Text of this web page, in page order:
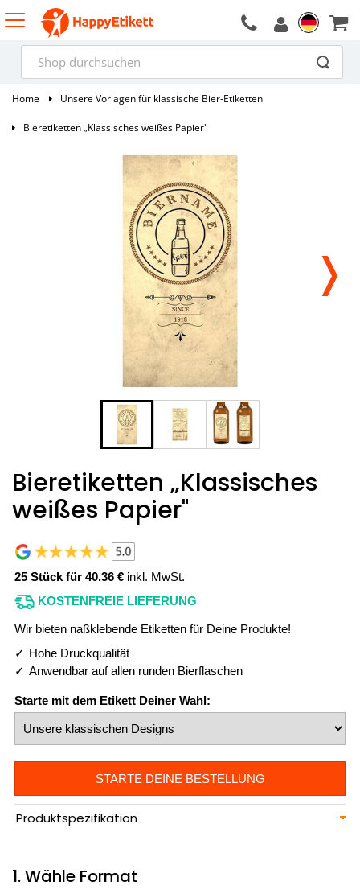
Home Unsere Vorlagen für klassische Bier-Etiketten
Bieretiketten „Klassisches weißes Papier"
Bieretiketten „Klassisches
weißes Papier"
25 Stück für 40.36 € inkl. MwSt.
KOSTENFREIE LIEFERUNG
Wir bieten naßklebende Etiketten für Deine Produkte!
Hohe Druckqualität
Anwendbar auf allen runden Bierflaschen
Starte mit dem Etikett Deiner Wahl:
STARTE DEINE BESTELLUNG
Produktspezifikation
1. Wähle Format